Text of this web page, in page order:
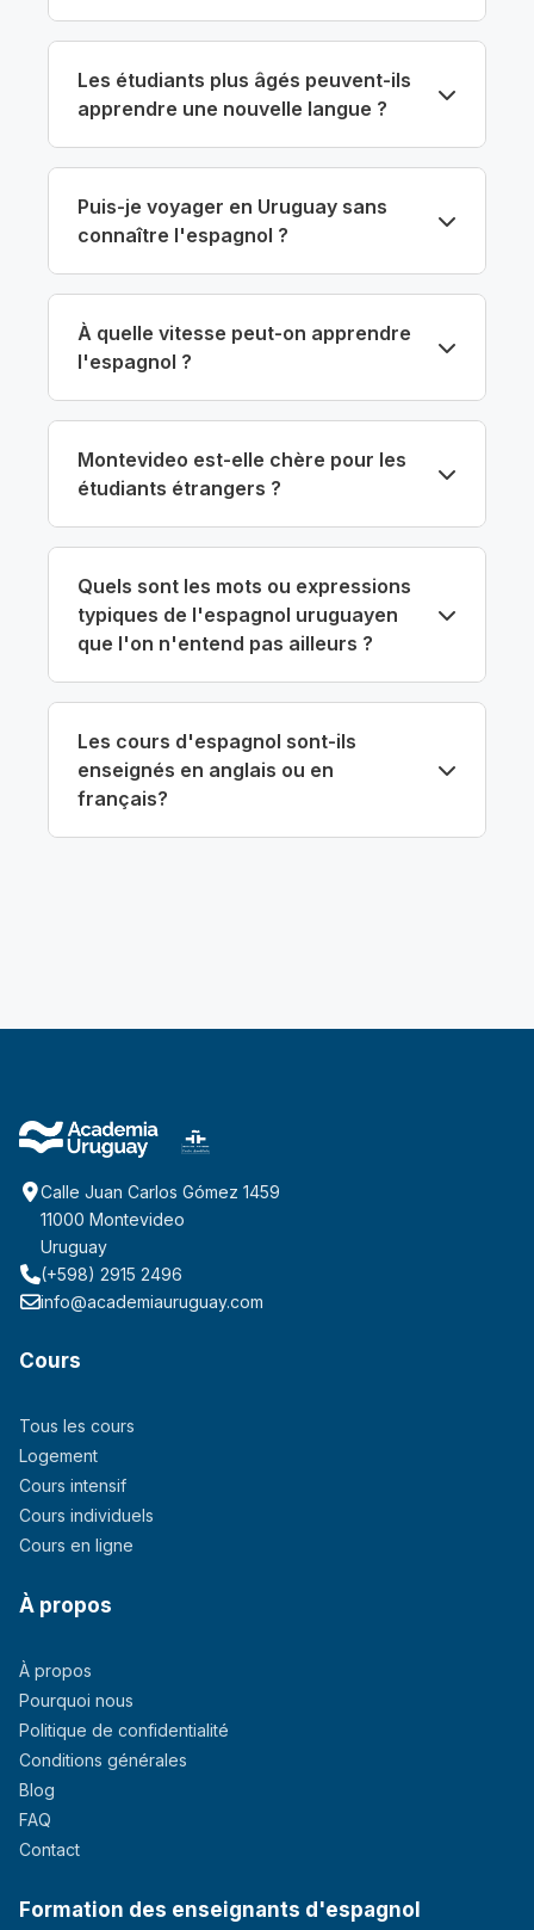
Les étudiants plus âgés peuvent-ils
apprendre une nouvelle langue ?
Puis-je voyager en Uruguay sans
connaître l'espagnol ?
À quelle vitesse peut-on apprendre
l'espagnol ?
Montevideo est-elle chère pour les
étudiants étrangers ?
Quels sont les mots ou expressions
typiques de l'espagnol uruguayen
que l'on n'entend pas ailleurs ?
Les cours d'espagnol sont-ils
enseignés en anglais ou en
français?
Calle Juan Carlos Gómez 1459
11000 Montevideo
Uruguay
(+598) 2915 2496
info@academiauruguay.com
Cours
Tous les cours
Logement
Cours intensif
Cours individuels
Cours en ligne
À propos
À propos
Pourquoi nous
Politique de confidentialité
Conditions générales
Blog
FAQ
Contact
Formation des enseignants d'espagnol